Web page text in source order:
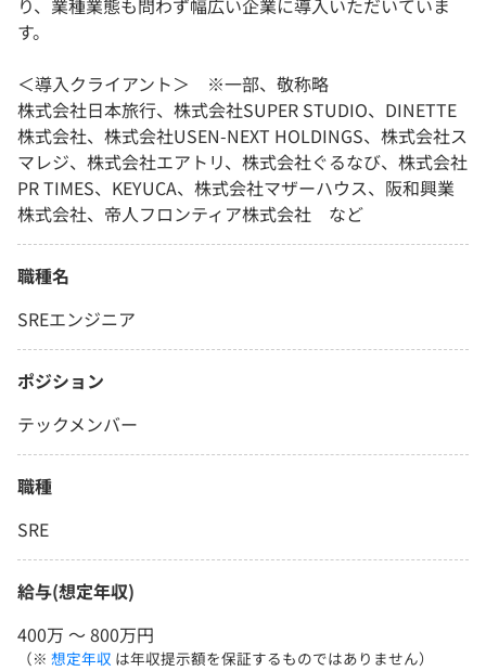
り、業種業態も問わず幅広い企業に導入いただいていま
す。
＜導入クライアント＞ ※一部、敬称略
株式会社日本旅行、株式会社SUPER STUDIO、DINETTE
株式会社、株式会社USEN-NEXT HOLDINGS、株式会社ス
マレジ、株式会社エアトリ、株式会社ぐるなび、株式会社
PR TIMES、KEYUCA、株式会社マザーハウス、阪和興業
株式会社、帝人フロンティア株式会社 など
職種名
SREエンジニア
ポジション
テックメンバー
職種
SRE
給与(想定年収)
400万 〜 800万円
（※ 想定年収 は年収提示額を保証するものではありません）